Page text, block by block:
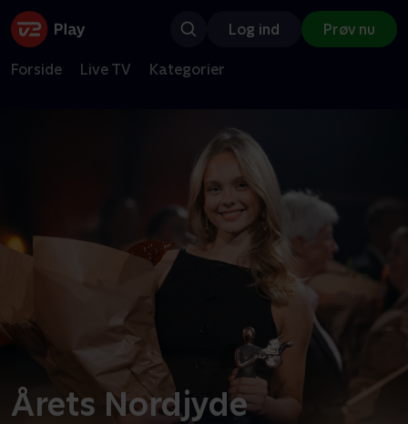
Log ind Prøv nu
Forside Live TV Kategorier
Årets Nordjyde